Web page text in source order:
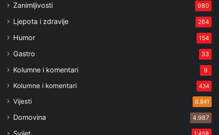
Zanimljivosti 980
Ljepota i zdravlje 264
Humor 154
Gastro 33
Kolumne i komentari 9
Kolumne i komentari 434
Vijesti 6.841
Domovina 4.987